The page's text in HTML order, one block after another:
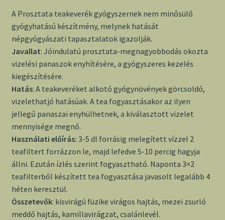
A Prosztata teakeverék gyógyszernek nem minősülő
gyógyhatású készítmény, melynek hatását
népgyógyászati tapasztalatok igazolják.
Javallat: Jóindulatú prosztata-megnagyobbodás okozta
vizelési panaszok enyhítésére, a gyógyszeres kezelés
kiegészítésére.
Hatás: A teakeveréket alkotó gyógynövények görcsoldó,
vizelethatjó hatásúak. A tea fogyasztásakor az ilyen
jellegű panaszai enyhülhetnek, a kiválasztott vizelet
mennyisége megnő.
Használati előírás: 3-5 dl forrásig melegített vízzel 2
teafiltert forrázzon le, majd lefedve 5-10 percig hagyja
állni. Ezután ízlés szerint fogyasztható. Naponta 3×2
teafilterből készített tea fogyasztása javasolt legalább 4
héten keresztül.
Összetevők: kisvirágú füzike virágos hajtás, mezei zsurló
meddő hajtás, kamillavirágzat, csalánlevél.